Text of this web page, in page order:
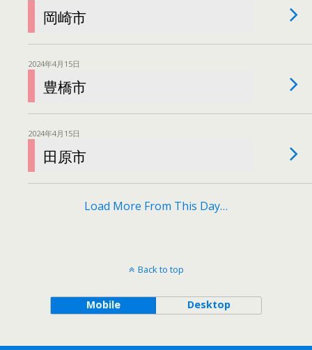
岡崎市
2024年4月15日
豊橋市
2024年4月15日
田原市
Load More From This Day…
Back to top
Mobile Desktop